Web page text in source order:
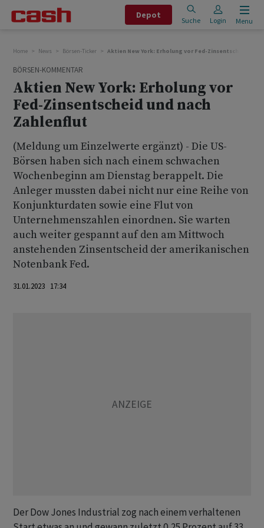
Depot
Suche Login Menu
Home News Börsen-Ticker Aktien New York: Erholung vor Fed-Zinsentscheid und
BÖRSEN-KOMMENTAR
Aktien New York: Erholung vor
Fed-Zinsentscheid und nach
Zahlenflut
(Meldung um Einzelwerte ergänzt) - Die US-
Börsen haben sich nach einem schwachen
Wochenbeginn am Dienstag berappelt. Die
Anleger mussten dabei nicht nur eine Reihe von
Konjunkturdaten sowie eine Flut von
Unternehmenszahlen einordnen. Sie warten
auch weiter gespannt auf den am Mittwoch
anstehenden Zinsentscheid der amerikanischen
Notenbank Fed.
31.01.2023 17:34
Der Dow Jones Industrial zog nach einem verhaltenen